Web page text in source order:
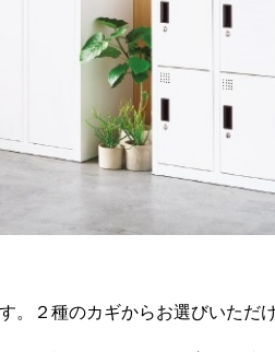
。２種のカギからお選びいただ